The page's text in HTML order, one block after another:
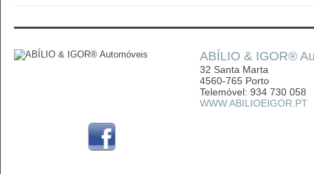
ABÍLIO & IGOR®
32 Santa Marta
4560-765 Porto
Telemóvel: 934 730 058
WWW.ABILIOEIGOR.PT